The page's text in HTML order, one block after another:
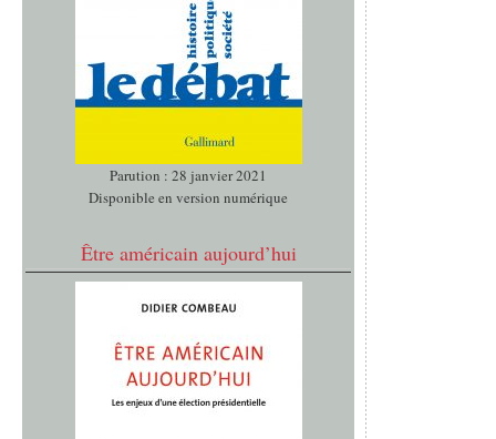
Parution : 28 janvier 2021
Disponible en version numérique
Être américain aujourd’hui